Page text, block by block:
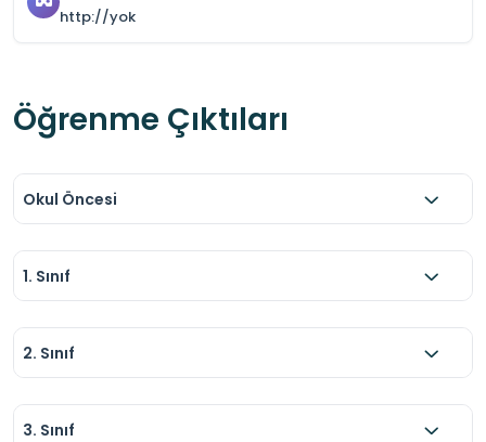
http://yok
Öğrenme Çıktıları
Okul Öncesi
1. Sınıf
2. Sınıf
3. Sınıf